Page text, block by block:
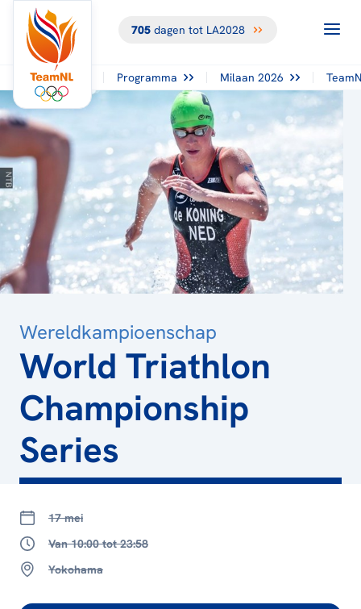
705dagen tot LA2028
Programma Milaan 2026
Wereldkampioenschap
World Triathlon
Championship
Series
17 mei
Van 10:00 tot 23:58
Yokohama
TERUG NAAR
OVERZICHT